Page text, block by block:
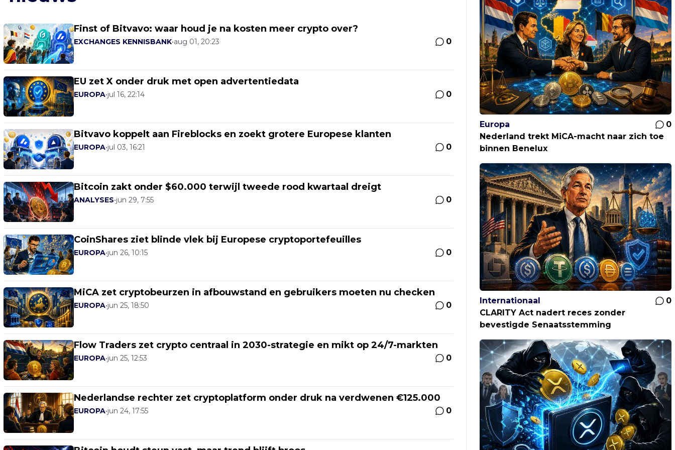
Finst of Bitvavo: waar houd je na kosten meer crypto over?
EXCHANGES KENNISBANK•aug 01, 20:23 0
EU zet X onder druk met open advertentiedata
EUROPA•jul 16, 22:14 0
Bitvavo koppelt aan Fireblocks en zoekt grotere Europese klanten
EUROPA•jul 03, 16:21 0
Bitcoin zakt onder $60.000 terwijl tweede rood kwartaal dreigt
ANALYSES•jun 29, 7:55 0
CoinShares ziet blinde vlek bij Europese cryptoportefeuilles
EUROPA•jun 26, 10:15 0
MiCA zet cryptobeurzen in afbouwstand en gebruikers moeten nu checken
EUROPA•jun 25, 18:50 0
Flow Traders zet crypto centraal in 2030-strategie en mikt op 24/7-markten
EUROPA•jun 25, 12:53 0
Nederlandse rechter zet cryptoplatform onder druk na verdwenen €125.000
EUROPA•jun 24, 17:55 0
Europa
0
Nederland trekt MiCA-macht naar zich toe
binnen Benelux
Internationaal
0
CLARITY Act nadert reces zonder
bevestigde Senaatsstemming